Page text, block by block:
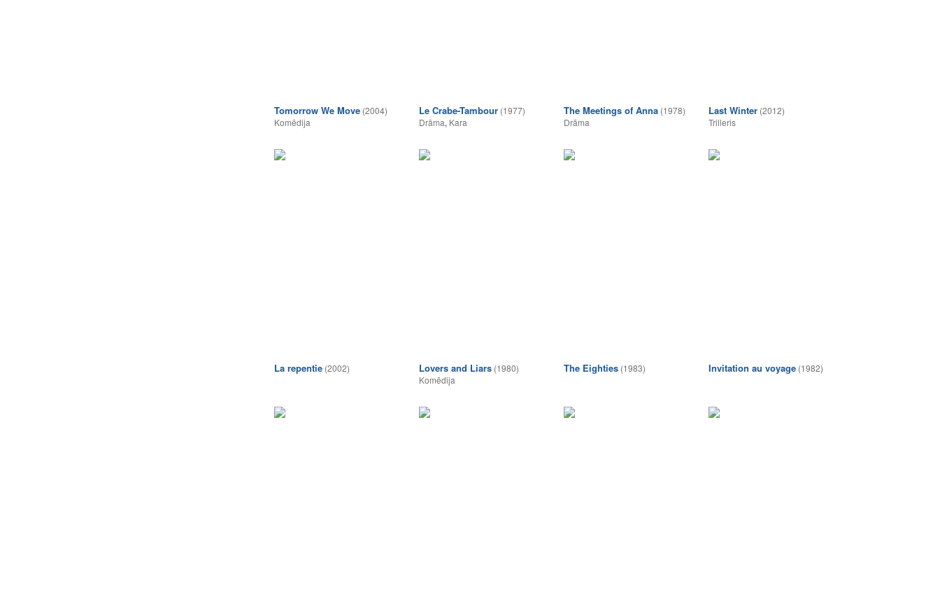
Tomorrow We Move (2004)
Komēdija
Le Crabe-Tambour (1977)
Drāma, Kara
The Meetings of Anna (1978)
Drāma
Last Winter (2012)
Trilleris
La repentie (2002) Lovers and Liars (1980)
Komēdija
The Eighties (1983) Invitation au voyage (1982)